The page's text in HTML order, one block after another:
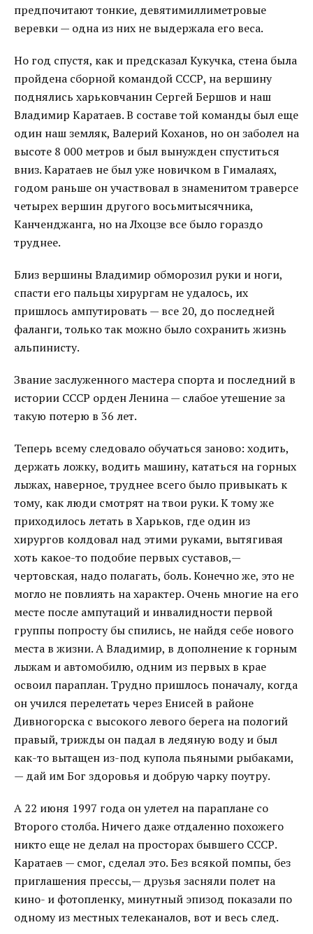
предпочитают тонкие, девятимиллиметровые
веревки — одна из них не выдержала его веса.
Но год спустя, как и предсказал Кукучка, стена была
пройдена сборной командой СССР, на вершину
поднялись харьковчанин Сергей Бершов и наш
Владимир Каратаев. В составе той команды был еще
один наш земляк, Валерий Коханов, но он заболел на
высоте 8 000 метров и был вынужден спуститься
вниз. Каратаев не был уже новичком в Гималаях,
годом раньше он участвовал в знаменитом траверсе
четырех вершин другого восьмитысячника,
Канченджанга, но на Лхоцзе все было гораздо
труднее.
Близ вершины Владимир обморозил руки и ноги,
спасти его пальцы хирургам не удалось, их
пришлось ампутировать — все 20, до последней
фаланги, только так можно было сохранить жизнь
альпинисту.
Звание заслуженного мастера спорта и последний в
истории СССР орден Ленина — слабое утешение за
такую потерю в 36 лет.
Теперь всему следовало обучаться заново: ходить,
держать ложку, водить машину, кататься на горных
лыжах, наверное, труднее всего было привыкать к
тому, как люди смотрят на твои руки. К тому же
приходилось летать в Харьков, где один из
хирургов колдовал над этими руками, вытягивая
хоть какое-то подобие первых суставов,—
чертовская, надо полагать, боль. Конечно же, это не
могло не повлиять на характер. Очень многие на его
месте после ампутаций и инвалидности первой
группы попросту бы спились, не найдя себе нового
места в жизни. А Владимир, в дополнение к горным
лыжам и автомобилю, одним из первых в крае
освоил параплан. Трудно пришлось поначалу, когда
он учился перелетать через Енисей в районе
Дивногорска с высокого левого берега на пологий
правый, трижды он падал в ледяную воду и был
как-то вытащен из-под купола пьяными рыбаками,
— дай им Бог здоровья и добрую чарку поутру.
А 22 июня 1997 года он улетел на параплане со
Второго столба. Ничего даже отдаленно похожего
никто еще не делал на просторах бывшего СССР.
Каратаев — смог, сделал это. Без всякой помпы, без
приглашения прессы,— друзья засняли полет на
кино- и фотопленку, минутный эпизод показали по
одному из местных телеканалов, вот и весь след.